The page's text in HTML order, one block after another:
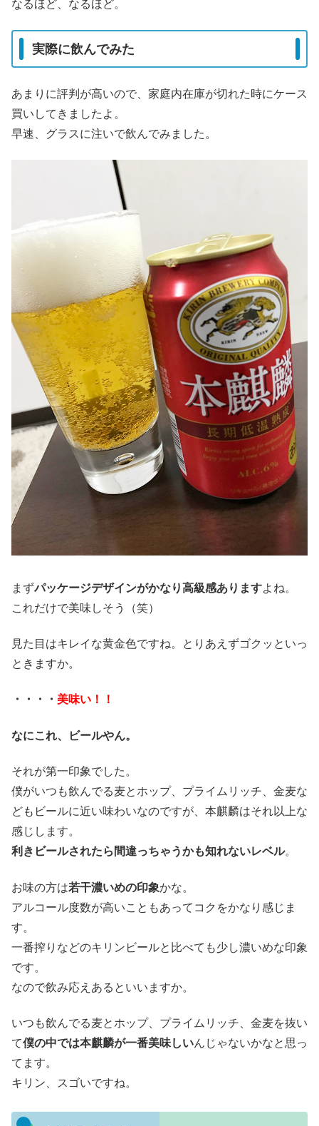
なるほど、なるほど。
実際に飲んでみた
あまりに評判が高いので、家庭内在庫が切れた時にケース
買いしてきましたよ。
早速、グラスに注いで飲んでみました。
まずパッケージデザインがかなり高級感ありますよね。
これだけで美味しそう（笑）
見た目はキレイな黄金色ですね。とりあえずゴクッといっ
ときますか。
・・・・ 美味い！！
なにこれ、ビールやん。
それが第一印象でした。
僕がいつも飲んでる麦とホップ、プライムリッチ、金麦な
どもビールに近い味わいなのですが、本麒麟はそれ以上な
感じします。
利きビールされたら間違っちゃうかも知れないレベル。
お味の方は若干濃いめの印象かな。
アルコール度数が高いこともあってコクをかなり感じま
す。
一番搾りなどのキリンビールと比べても少し濃いめな印象
です。
なので飲み応えあるといいますか。
いつも飲んでる麦とホップ、プライムリッチ、金麦を抜い
て僕の中では本麒麟が一番美味しいんじゃないかなと思っ
てます。
キリン、スゴいですね。